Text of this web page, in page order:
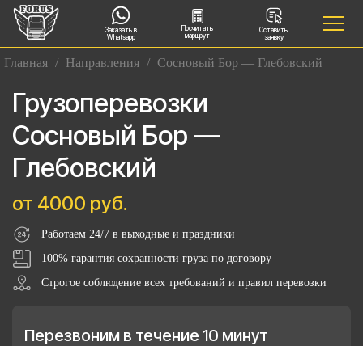
Заказать в
Whatsapp
Посчитать
маршрут
Оставить
заявку
Главная / Направления / Сосновый Бор — Глебовский
Грузоперевозки
Сосновый Бор —
Глебовский
от 4000 руб.
Работаем 24/7 в выходные и праздники
100% гарантия сохранности груза по договору
Строгое соблюдение всех требований и правил перевозки
Перезвоним в течение 10 минут